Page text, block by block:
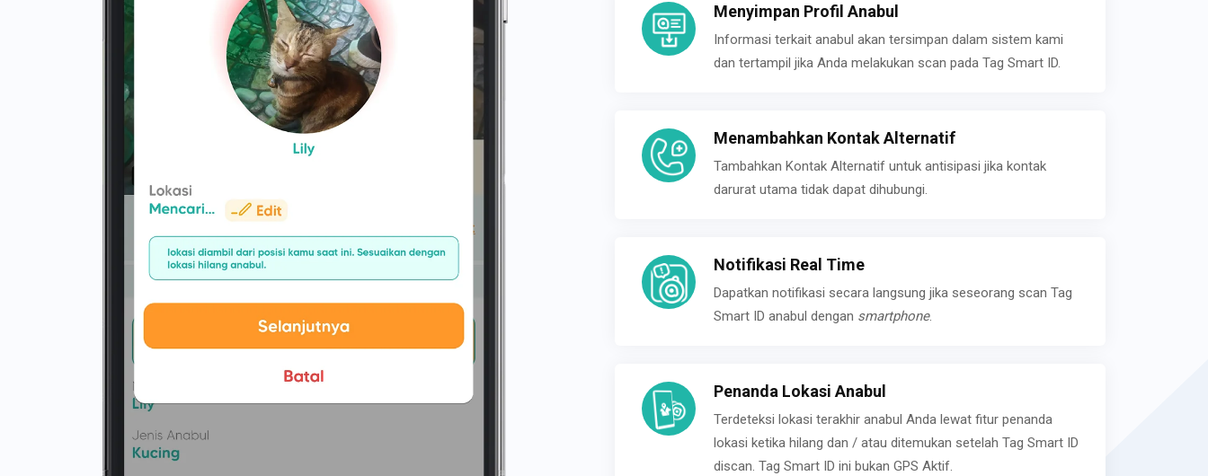
Menyimpan Profil Anabul
Informasi terkait anabul akan tersimpan dalam sistem kami
dan tertampil jika Anda melakukan scan pada Tag Smart ID.
Menambahkan Kontak Alternatif
Tambahkan Kontak Alternatif untuk antisipasi jika kontak
darurat utama tidak dapat dihubungi.
Notifikasi Real Time
Dapatkan notifikasi secara langsung jika seseorang scan Tag
Smart ID anabul dengan smartphone.
Penanda Lokasi Anabul
Terdeteksi lokasi terakhir anabul Anda lewat fitur penanda
lokasi ketika hilang dan / atau ditemukan setelah Tag Smart ID
discan. Tag Smart ID ini bukan GPS Aktif.